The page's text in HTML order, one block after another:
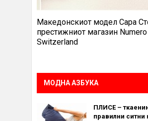
Македонскиот модел Сара
престижниот магазин Numero
Switzerland
МОДНА АЗБУКА
ПЛИСЕ –
правилни ситни